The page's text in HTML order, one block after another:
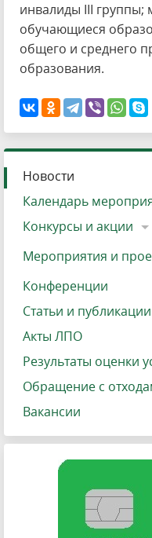
инвалиды III группы;
обучающиеся
общего и среднего
образования.
Новости
Календарь
Конкурсы и акции
Мероприятия и
Конференции
Статьи и публикации
Акты ЛПО
Результаты оценки
Обращение с
Вакансии